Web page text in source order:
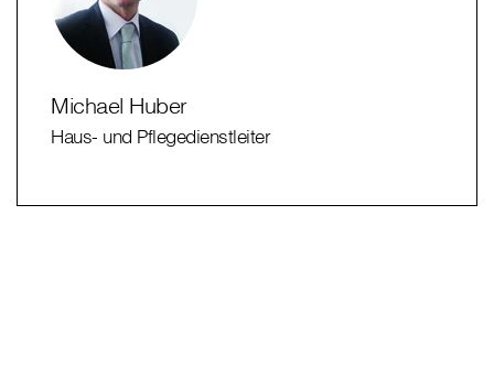
Michael Huber
Haus- und Pflegedienstleiter